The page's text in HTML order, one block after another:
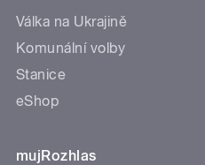
Válka na Ukrajině
Komunální volby
Stanice
eShop
mujRozhlas